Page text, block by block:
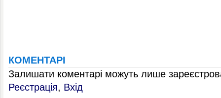
КОМЕНТАРІ
Залишати коментарі можуть лише
Реєстрація, Вхід